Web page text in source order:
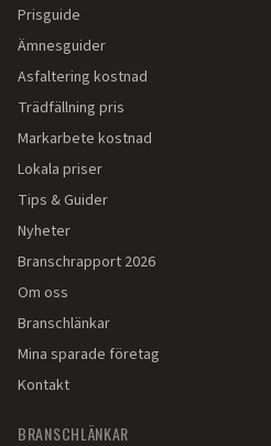
Prisguide
Ämnesguider
Asfaltering kostnad
Trädfällning pris
Markarbete kostnad
Lokala priser
Tips & Guider
Nyheter
Branschrapport 2026
Om oss
Branschlänkar
Mina sparade företag
Kontakt
BRANSCHLÄNKAR